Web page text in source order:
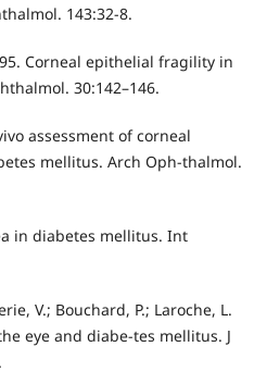
143:32-8.
Corneal epithelial fragility in
30:142–146.
assessment of corneal
mellitus. Arch Oph-thalmol.
in diabetes mellitus. Int
V.; Bouchard, P.; Laroche, L.
eye and diabe-tes mellitus. J